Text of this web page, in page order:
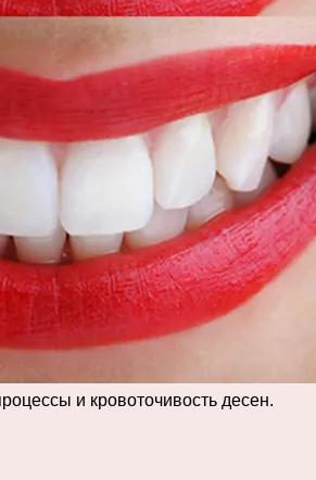
и кровоточивость десен.